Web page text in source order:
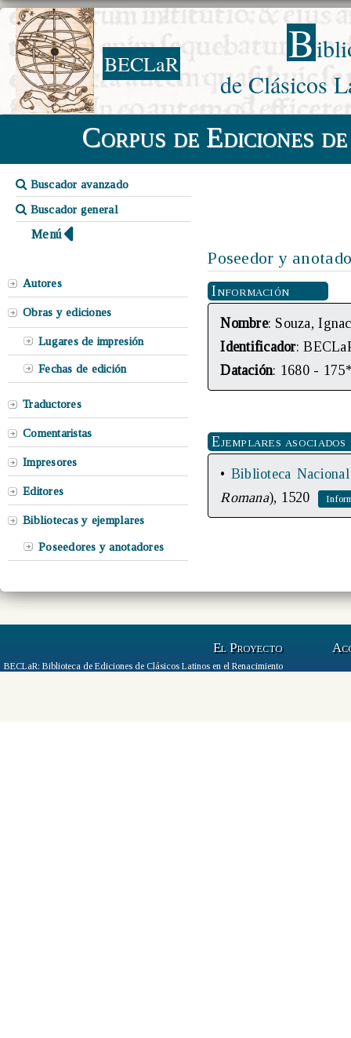
BECLaR B
de Clásicos
Corpus de Ediciones
Buscador avanzado
Buscador general
Menú
Autores
Obras y ediciones
Lugares de impresión
Fechas de edición
Traductores
Comentaristas
Impresores
Editores
Bibliotecas y ejemplares
Poseedores y anotadores
Poseedor y
Información
Nombre: Souza,
Identificador:
Datación: 1680 -
Ejemplares asociados
• Biblioteca
Romana), 1520
El Proyecto
BECLaR: Biblioteca de Ediciones de Clásicos Latinos en el Renacimiento